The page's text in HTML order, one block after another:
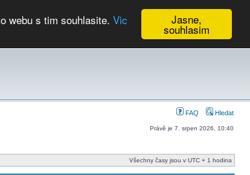
Jasne,
souhlasim
webu s tim souhlasite. Vic
FAQ Hledat
Právě je 7. srpen 2026, 10:40
Všechny časy jsou v UTC + 1 hodina